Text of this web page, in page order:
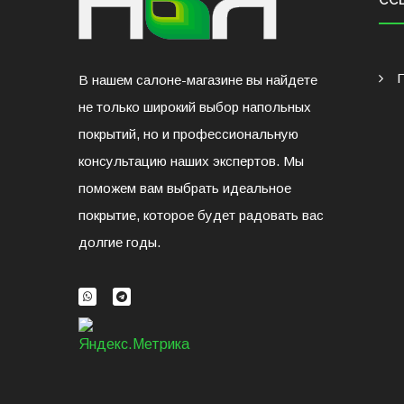
В нашем салоне-магазине вы найдете
не только широкий выбор напольных
покрытий, но и профессиональную
консультацию наших экспертов. Мы
поможем вам выбрать идеальное
покрытие, которое будет радовать вас
долгие годы.